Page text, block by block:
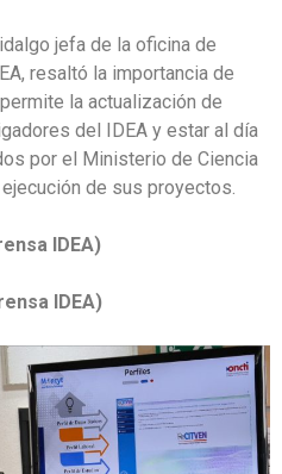
jefa de la oficina de
resaltó la importancia de
la actualización de
del IDEA y estar al día
por el Ministerio de Ciencia
de sus proyectos.
IDEA)
IDEA)